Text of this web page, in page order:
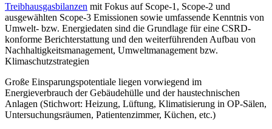
Treibhausgasbilanzen mit Fokus auf Scope-1, Scope-2 und
ausgewählten Scope-3 Emissionen sowie umfassende Kenntnis von
Umwelt- bzw. Energiedaten sind die Grundlage für eine CSRD-
konforme Berichterstattung und den weiterführenden Aufbau von
Nachhaltigkeitsmanagement, Umweltmanagement bzw.
Klimaschutzstrategien
Große Einsparungspotentiale liegen vorwiegend im
Energieverbrauch der Gebäudehülle und der haustechnischen
Anlagen (Stichwort: Heizung, Lüftung, Klimatisierung in OP-Sälen,
Untersuchungsräumen, Patientenzimmer, Küchen, etc.)